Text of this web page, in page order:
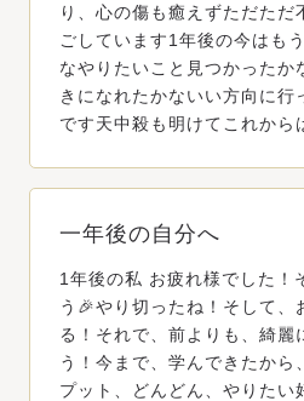
り、心の傷も癒えずただただ
ごしています1年後の今はも
なやりたいこと見つかったか
きになれたかないい方向に行
です天中殺も明けてこれから
一年後の自分へ
1年後の私 お疲れ様でした！
う🎉やり切ったね！そして、
る！それで、前よりも、綺麗
う！今まで、学んできたから
プット、どんどん、やりたい